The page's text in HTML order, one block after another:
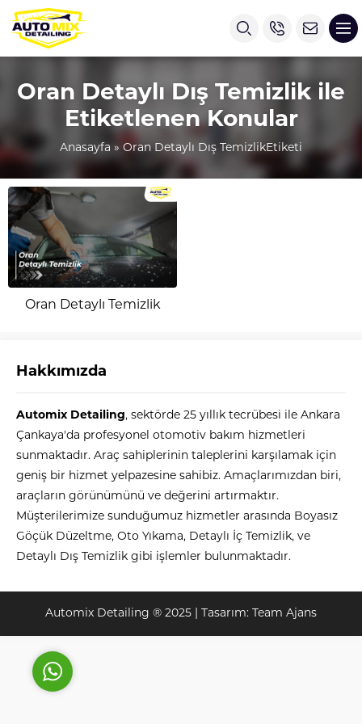
Oran Detaylı Dış Temizlik ile
Etiketlenen Konular
Anasayfa » Oran Detaylı Dış TemizlikEtiketi
Oran Detaylı Temizlik
Hakkımızda
Automix Detailing, sektörde 25 yıllık tecrübesi ile Ankara
Çankaya'da profesyonel otomotiv bakım hizmetleri
sunmaktadır. Araç sahiplerinin taleplerini karşılamak için
geniş bir hizmet yelpazesine sahibiz. Amaçlarımızdan biri,
araçların görünümünü ve değerini artırmaktır.
Müşterilerimize sunduğumuz hizmetler arasında Boyasız
Göçük Düzeltme, Oto Yıkama, Detaylı İç Temizlik, ve
Detaylı Dış Temizlik gibi işlemler bulunmaktadır.
Automix Detailing ® 2025 | Tasarım: Team Ajans
Automix